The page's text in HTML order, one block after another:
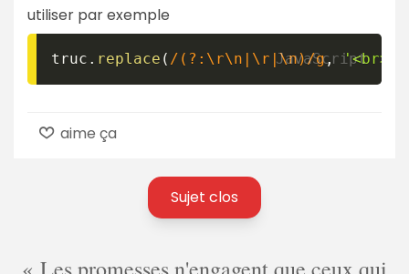
utiliser par exemple
truc . replace ( / (?:\r\n|\r|\n)/g, '<br>'
aime ça
Sujet clos
Les promesses n'engagent que ceux qui